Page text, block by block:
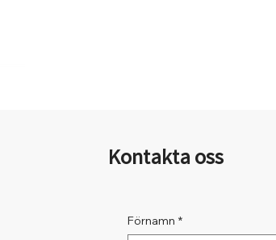
Kontakta oss
Förnamn *